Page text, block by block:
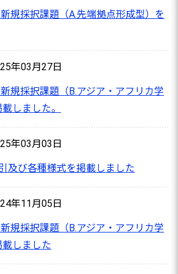
規採択課題（A.先端拠点形成型）を
年03月27日
規採択課題（B.アジア・アフリカ学
しました。
年03月03日
及び各種様式を掲載しました
年11月05日
規採択課題（B.アジア・アフリカ学
しました